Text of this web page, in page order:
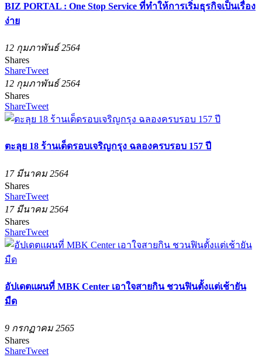
BIZ PORTAL : One Stop Service ที่ทำให้การเริ่มธุรกิจเป็นเรื่อง
ง่าย
12 กุมภาพันธ์ 2564
Shares
ShareTweet
12 กุมภาพันธ์ 2564
Shares
ShareTweet
ตะลุย 18 ร้านเด็ดรอบเจริญกรุง ฉลองครบรอบ 157 ปี
17 มีนาคม 2564
Shares
ShareTweet
17 มีนาคม 2564
Shares
ShareTweet
อัปเดตแผนที่ MBK Center เอาใจสายกิน ชวนฟินตั้งแต่เช้ายัน
มืด
9 กรกฏาคม 2565
Shares
ShareTweet